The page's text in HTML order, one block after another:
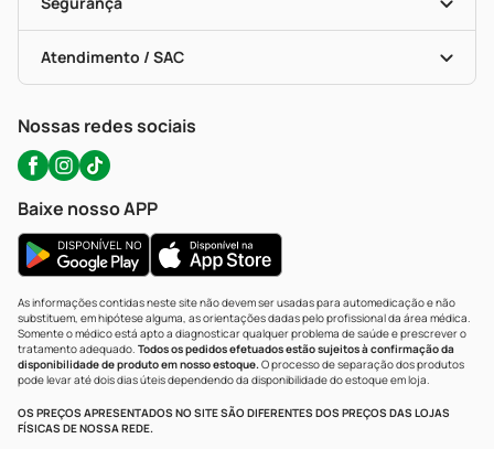
Troca E Devolução
Bulas De A A Z
Políticas De Marketplace
Testes Rápidos
Autoteste Covid-19
Certificado De Segurança
Portal Da Privacidade
Atendimento / SAC
WhatsApp (47) 9202-1687
Nossas redes sociais
Baixe nosso APP
As informações contidas neste site não devem ser usadas para automedicação e não
substituem, em hipótese alguma, as orientações dadas pelo profissional da área médica.
Somente o médico está apto a diagnosticar qualquer problema de saúde e prescrever o
tratamento adequado. Todos os pedidos efetuados estão sujeitos à confirmação da
disponibilidade de produto em nosso estoque.O processo de separação dos produtos
pode levar até dois dias úteis dependendo da disponibilidade do estoque em loja.
OS PREÇOS APRESENTADOS NO SITE SÃO DIFERENTES DOS PREÇOS DAS LOJAS
FÍSICAS DE NOSSA REDE.